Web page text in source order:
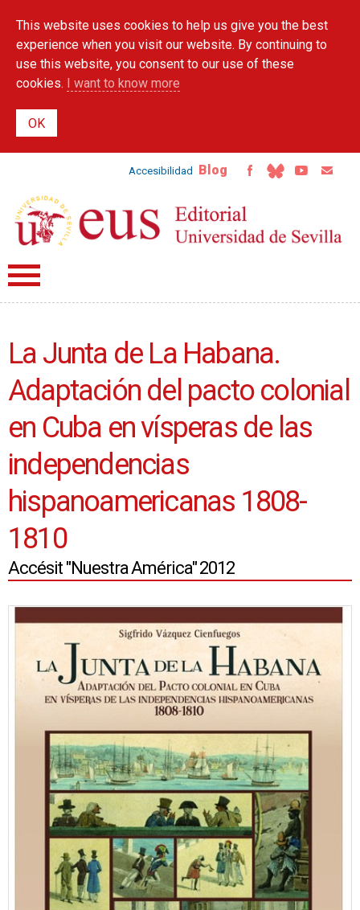
main
content
This website uses cookies to help us give you the best
experience when you visit our website. By continuing to
use this website, you consent to our use of these
cookies. I want to know more
Accesibilidad Blog
La Junta de La Habana.
Adaptación del pacto colonial
en Cuba en vísperas de las
independencias
hispanoamericanas 1808-
1810
Accésit "Nuestra América" 2012